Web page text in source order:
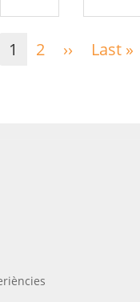
1 2 ›› Pàgina
Last »